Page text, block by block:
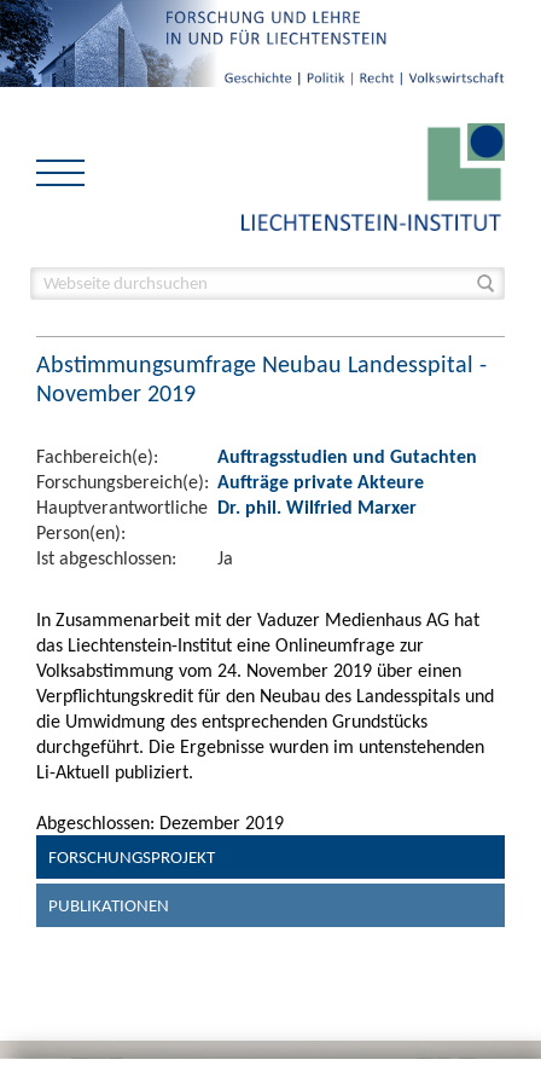
Abstimmungsumfrage Neubau Landesspital -
November 2019
Fachbereich(e):
Auftragsstudien und Gutachten
Forschungsbereich(e): Aufträge private Akteure
Hauptverantwortliche
Person(en):
Dr. phil. Wilfried Marxer
Ist abgeschlossen: Ja
In Zusammenarbeit mit der Vaduzer Medienhaus AG hat
das Liechtenstein-Institut eine Onlineumfrage zur
Volksabstimmung vom 24. November 2019 über einen
Verpflichtungskredit für den Neubau des Landesspitals und
die Umwidmung des entsprechenden Grundstücks
durchgeführt. Die Ergebnisse wurden im untenstehenden
Li-Aktuell publiziert.
Abgeschlossen: Dezember 2019
FORSCHUNGSPROJEKT
PUBLIKATIONEN